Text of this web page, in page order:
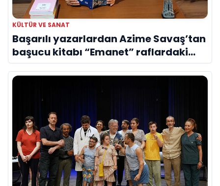
KÜLTÜR VE SANAT
Başarılı yazarlardan Azime Savaş’tan
başucu kitabı “Emanet” raflardaki
yerini aldı